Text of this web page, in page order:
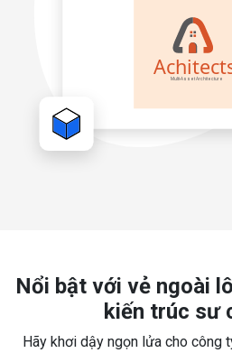
Nổi bật với vẻ ngoài
kiến trúc sư
Hãy khơi dậy ngọn lửa cho công